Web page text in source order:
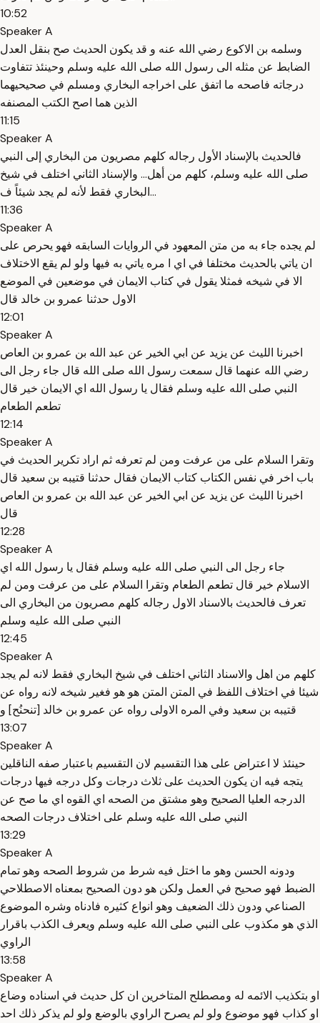
10:52
Speaker A
وسلمه بن الاكوع رضي الله عنه و قد يكون الحديث صح بنقل العدل
الضابط عن مثله الى رسول الله صلى الله عليه وسلم وحينئذ تتفاوت
درجاته فاصحه ما اتفق على اخراجه البخاري ومسلم في صحيحيهما
الذين هما اصح الكتب المصنفه
11:15
Speaker A
فالحديث بالإسناد الأول رجاله كلهم مصريون من البخاري إلى النبي
صلى الله عليه وسلم، كلهم من أهل... والإسناد الثاني اختلف في شيخ
البخاري فقط لأنه لم يجد شيئاً ف...
11:36
Speaker A
لم يجده جاء به من متن المعهود في الروايات السابقه فهو يحرص على
ان ياتي بالحديث مختلفا في اي ا مره ياتي به فيها ولو لم يقع الاختلاف
الا في شيخه فمثلا يقول في كتاب الايمان في موضعين في الموضع
الاول حدثنا عمرو بن خالد قال
12:01
Speaker A
اخبرنا الليث عن يزيد عن ابي الخير عن عبد الله بن عمرو بن العاص
رضي الله عنهما قال سمعت رسول الله صلى الله قال جاء رجل الى
النبي صلى الله عليه وسلم فقال يا رسول الله اي الايمان خير قال
تطعم الطعام
12:14
Speaker A
وتقرا السلام على من عرفت ومن لم تعرفه ثم اراد تكرير الحديث في
باب اخر في نفس الكتاب كتاب الايمان فقال حدثنا قتيبه بن سعيد قال
اخبرنا الليث عن يزيد عن ابي الخير عن عبد الله بن عمرو بن العاص
قال
12:28
Speaker A
جاء رجل الى النبي صلى الله عليه وسلم فقال يا رسول الله اي
الاسلام خير قال تطعم الطعام وتقرا السلام على من عرفت ومن لم
تعرف فالحديث بالاسناد الاول رجاله كلهم مصريون من البخاري الى
النبي صلى الله عليه وسلم
12:45
Speaker A
كلهم من اهل والاسناد الثاني اختلف في شيخ البخاري فقط لانه لم يجد
شيئا في اختلاف اللفظ في المتن المتن هو هو فغير شيخه لانه رواه عن
قتيبه بن سعيد وفي المره الاولى رواه عن عمرو بن خالد [تنحنُح] و
13:07
Speaker A
حينئذ لا اعتراض على هذا التقسيم لان التقسيم باعتبار صفه الناقلين
يتجه فيه ان يكون الحديث على ثلاث درجات وكل درجه فيها درجات
الدرجه العليا الصحيح وهو مشتق من الصحه اي القوه اي ما صح عن
النبي صلى الله عليه وسلم على اختلاف درجات الصحه
13:29
Speaker A
ودونه الحسن وهو ما اختل فيه شرط من شروط الصحه وهو تمام
الضبط فهو صحيح في العمل ولكن هو دون الصحيح بمعناه الاصطلاحي
الصناعي ودون ذلك الضعيف وهو انواع كثيره فادناه وشره الموضوع
الذي هو مكذوب على النبي صلى الله عليه وسلم ويعرف الكذب باقرار
الراوي
13:58
Speaker A
او بتكذيب الائمه له ومصطلح المتاخرين ان كل حديث في اسناده وضاع
او كذاب فهو موضوع ولو لم يصرح الراوي بالوضع ولو لم يذكر ذلك احد